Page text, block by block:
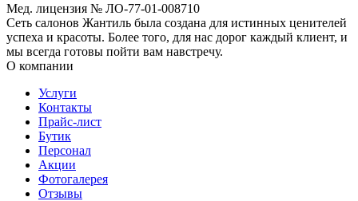
Мед. лицензия № ЛО-77-01-008710
Сеть салонов Жантиль была создана для истинных ценителей
успеха и красоты. Более того, для нас дорог каждый клиент, и
мы всегда готовы пойти вам навстречу.
О компании
Услуги
Контакты
Прайс-лист
Бутик
Персонал
Акции
Фотогалерея
Отзывы